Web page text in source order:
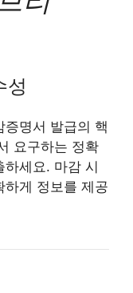
성
명서 발급의 핵
요구하는 정확
하세요. 마감 시
하게 정보를 제공